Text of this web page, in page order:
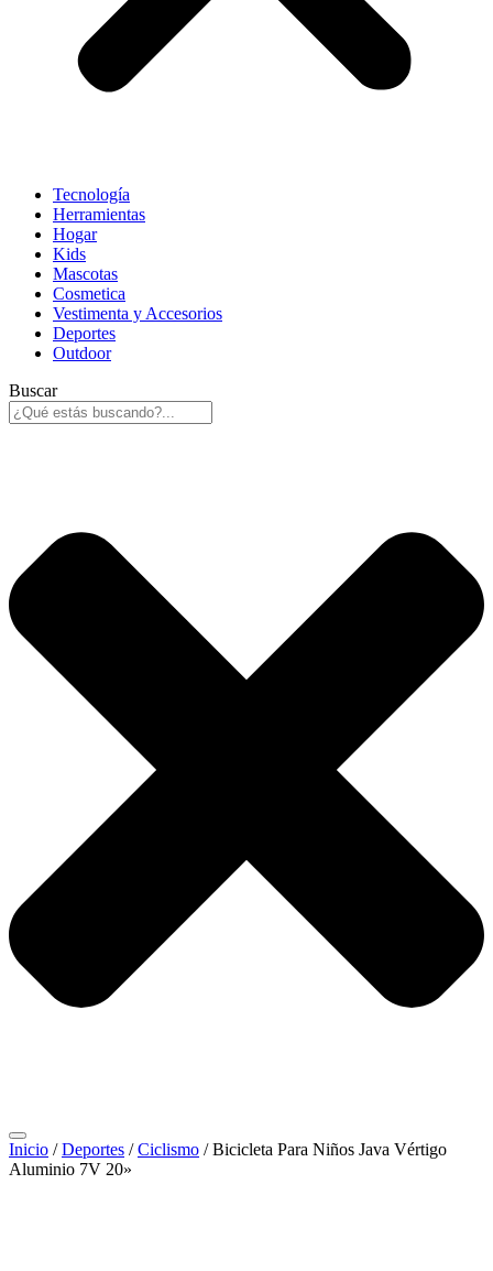
Tecnología
Herramientas
Hogar
Kids
Mascotas
Cosmetica
Vestimenta y Accesorios
Deportes
Outdoor
Buscar
Inicio /Deportes /Ciclismo / Bicicleta Para Niños Java Vértigo
Aluminio 7V 20»